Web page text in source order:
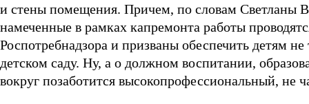
и стены помещения. Причем, по словам Светланы
намеченные в рамках капремонта работы
Роспотребнадзора и призваны обеспечить детям
детском саду. Ну, а о должном воспитании,
вокруг позаботится высокопрофессиональный,